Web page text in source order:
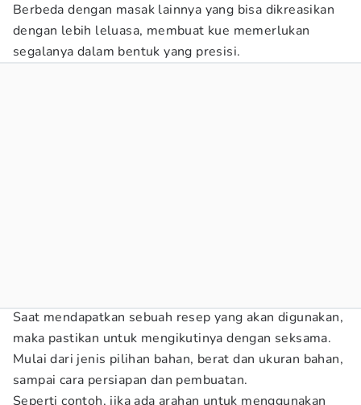
Berbeda dengan masak lainnya yang bisa dikreasikan
dengan lebih leluasa, membuat kue memerlukan
segalanya dalam bentuk yang presisi.
Saat mendapatkan sebuah resep yang akan digunakan,
maka pastikan untuk mengikutinya dengan seksama.
Mulai dari jenis pilihan bahan, berat dan ukuran bahan,
sampai cara persiapan dan pembuatan.
Seperti contoh, jika ada arahan untuk menggunakan